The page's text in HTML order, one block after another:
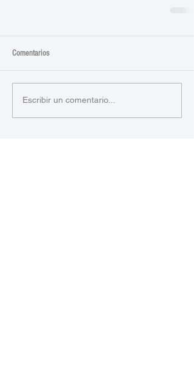
Comentarios
Escribir un comentario...